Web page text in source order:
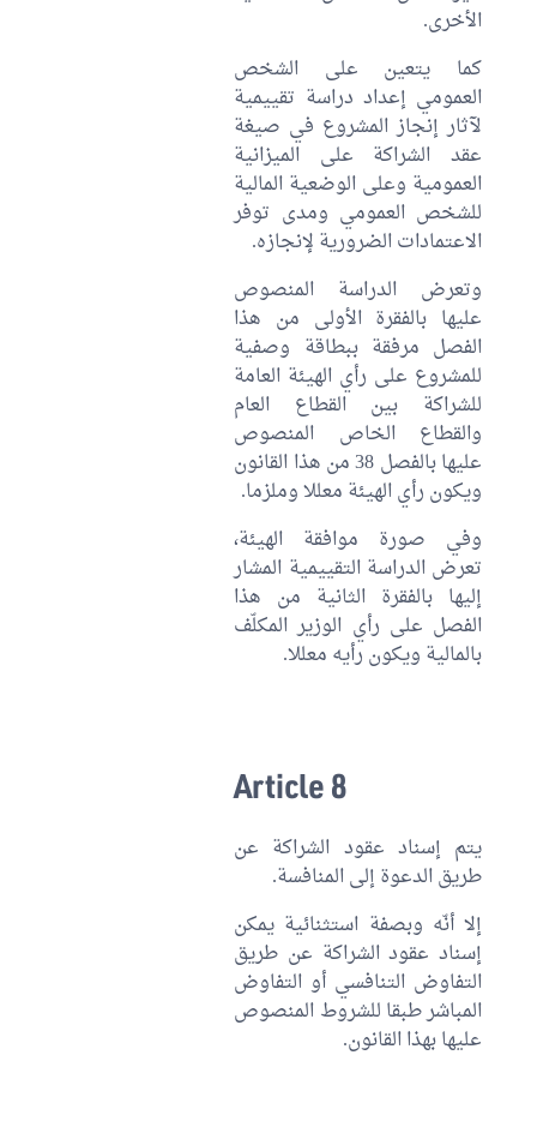
الأخرى.
كما يتعين على الشخص
العمومي إعداد دراسة تقييمية
لآثار إنجاز المشروع في صيغة
عقد الشراكة على الميزانية
العمومية وعلى الوضعية المالية
للشخص العمومي ومدى توفر
الاعتمادات الضرورية لإنجازه.
وتعرض الدراسة المنصوص
عليها بالفقرة الأولى من هذا
الفصل مرفقة ببطاقة وصفية
للمشروع على رأي الهيئة العامة
للشراكة بين القطاع العام
والقطاع الخاص المنصوص
عليها بالفصل 38 من هذا القانون
ويكون رأي الهيئة معللا وملزما.
وفي صورة موافقة الهيئة،
تعرض الدراسة التقييمية المشار
إليها بالفقرة الثانية من هذا
الفصل على رأي الوزير المكلّف
بالمالية ويكون رأيه معللا.
Article 8
يتم إسناد عقود الشراكة عن
طريق الدعوة إلى المنافسة.
إلا أنّه وبصفة استثنائية يمكن
إسناد عقود الشراكة عن طريق
التفاوض التنافسي أو التفاوض
المباشر طبقا للشروط المنصوص
عليها بهذا القانون.